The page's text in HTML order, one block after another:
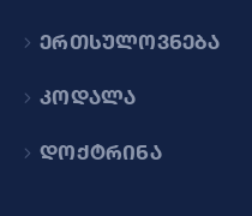
ერთსულოვნება
კოდალა
დოქტრინა